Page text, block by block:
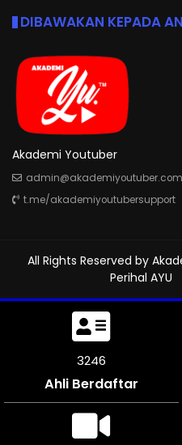
DIBAWAKAN KEPADA
Akademi Youtuber
admin@akademiyoutuber.com
t.me/akademiyoutubersupport
All Rights Reserved by
Perihal AYU
3630
Ahli Berdaftar